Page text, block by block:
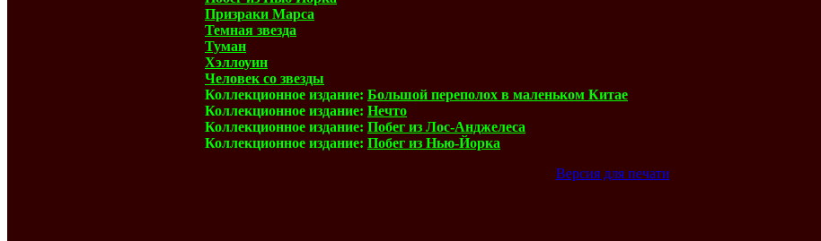
Призраки Марса
Темная звезда
Туман
Хэллоуин
Человек со звезды
Коллекционное издание: Большой переполох в маленьком Китае
Коллекционное издание: Нечто
Коллекционное издание: Побег из Лос-Анджелеса
Коллекционное издание: Побег из Нью-Йорка
Версия для печати